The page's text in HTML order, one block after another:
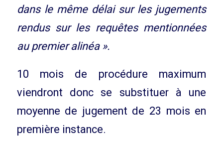
dans le même délai sur les jugements
rendus sur les requêtes mentionnées
au premier alinéa ».
10 mois de procédure maximum
viendront donc se substituer à une
moyenne de jugement de 23 mois en
première instance.